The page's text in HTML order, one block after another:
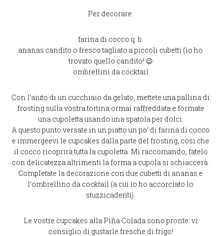
Per decorare:
farina di cocco q. b.
ananas candito o fresco tagliato a piccoli cubetti (io ho
trovato quello candito! 😉
ombrellini da cocktail
Con l’aiuto di un cucchiaio da gelato, mettete una pallina di
frosting sulla vostra tortina ormai raffreddata e formate
una cupoletta usando una spatola per dolci.
A questo punto versate in un piatto un po’ di farina di cocco
e immergeevi le cupcakes dalla parte del frosting, così che
il cocco ricoprirà tutta la cupoletta. Mi raccomando, fatelo
con delicatezza altrimenti la forma a cupola si schiaccerà.
Completate la decorazione con due cubetti di ananas e
l’ombrellino da cocktail (a cui io ho accorciato lo
stuzzicadenti).
Le vostre cupcakes alla Piña Colada sono pronte: vi
consiglio di gustarle fresche di frigo!